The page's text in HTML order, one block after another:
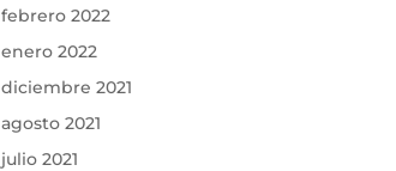
febrero 2022
enero 2022
diciembre 2021
agosto 2021
julio 2021